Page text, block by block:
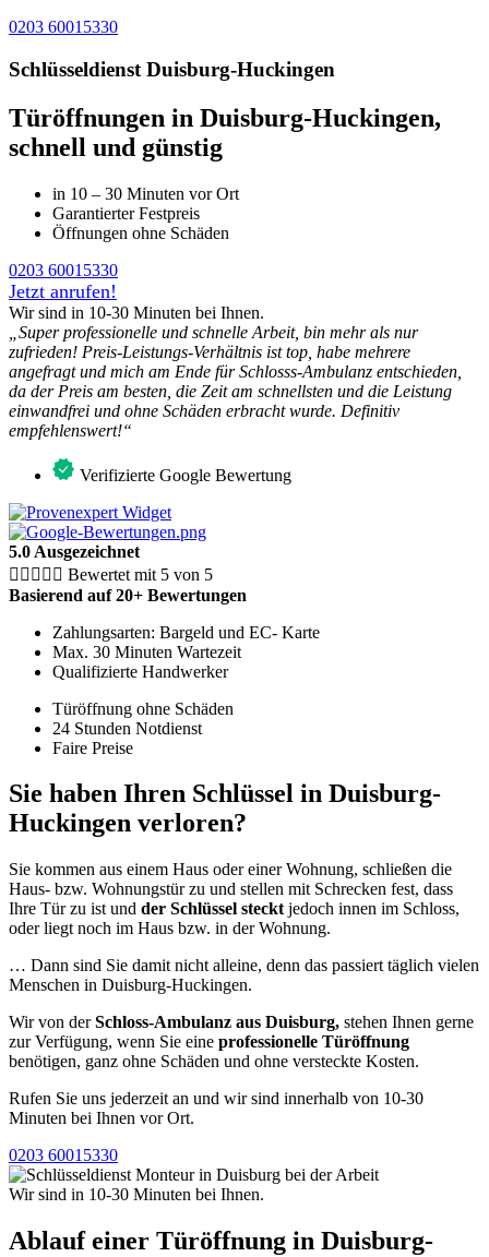
0203 60015330
Schlüsseldienst Duisburg-Huckingen
Türöffnungen in Duisburg-Huckingen,
schnell und günstig
in 10 – 30 Minuten vor Ort
Garantierter Festpreis
Öffnungen ohne Schäden
0203 60015330
Jetzt anrufen!
Wir sind in 10-30 Minuten bei Ihnen.
„Super professionelle und schnelle Arbeit, bin mehr als nur
zufrieden! Preis-Leistungs-Verhältnis ist top, habe mehrere
angefragt und mich am Ende für Schlosss-Ambulanz entschieden,
da der Preis am besten, die Zeit am schnellsten und die Leistung
einwandfrei und ohne Schäden erbracht wurde. Definitiv
empfehlenswert!“
Verifizierte Google Bewertung
5.0 Ausgezeichnet
     Bewertet mit 5 von 5
Basierend auf 20+ Bewertungen
Zahlungsarten: Bargeld und EC- Karte
Max. 30 Minuten Wartezeit
Qualifizierte Handwerker
Türöffnung ohne Schäden
24 Stunden Notdienst
Faire Preise
Sie haben Ihren Schlüssel in Duisburg-
Huckingen verloren?
Sie kommen aus einem Haus oder einer Wohnung, schließen die
Haus- bzw. Wohnungstür zu und stellen mit Schrecken fest, dass
Ihre Tür zu ist und der Schlüssel steckt jedoch innen im Schloss,
oder liegt noch im Haus bzw. in der Wohnung.
… Dann sind Sie damit nicht alleine, denn das passiert täglich vielen
Menschen in Duisburg-Huckingen.
Wir von derSchloss-Ambulanz aus Duisburg, stehen Ihnen gerne
zur Verfügung, wenn Sie eine professionelle Türöffnung
benötigen, ganz ohne Schäden und ohne versteckte Kosten.
Rufen Sie uns jederzeit an und wir sind innerhalb von 10-30
Minuten bei Ihnen vor Ort.
0203 60015330
Wir sind in 10-30 Minuten bei Ihnen.
Ablauf einer Türöffnung in Duisburg-